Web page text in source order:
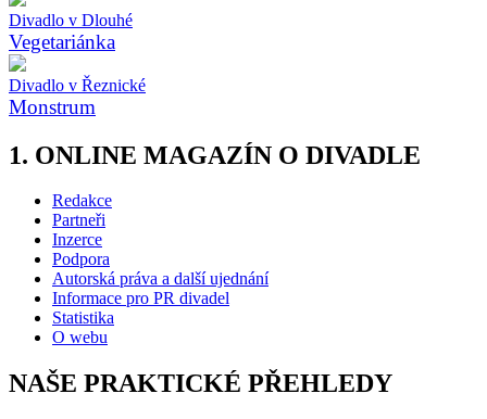
Divadlo v Dlouhé
Vegetariánka
Divadlo v Řeznické
Monstrum
1. ONLINE MAGAZÍN O DIVADLE
Redakce
Partneři
Inzerce
Podpora
Autorská práva a další ujednání
Informace pro PR divadel
Statistika
O webu
NAŠE PRAKTICKÉ PŘEHLEDY